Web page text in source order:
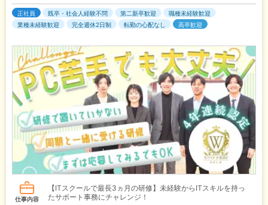
正社員 既卒・社会人経験不問 第二新卒歓迎
職種未経験歓迎
業種未経験歓迎
完全週休2日制 転勤の心配なし 高卒歓迎
仕事内容
【ITスクールで最長3ヵ月の研修】未経験からITスキルを持っ
たサポート事務にチャレンジ！